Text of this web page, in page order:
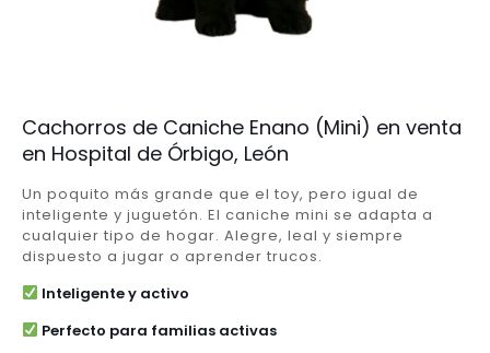
Cachorros de Caniche Enano (Mini) en venta
en Hospital de Órbigo, León
Un poquito más grande que el toy, pero igual de
inteligente y juguetón. El caniche mini se adapta a
cualquier tipo de hogar. Alegre, leal y siempre
dispuesto a jugar o aprender trucos.
Inteligente y activo
Perfecto para familias activas